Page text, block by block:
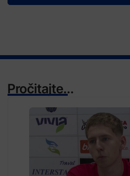
Pročitajte...